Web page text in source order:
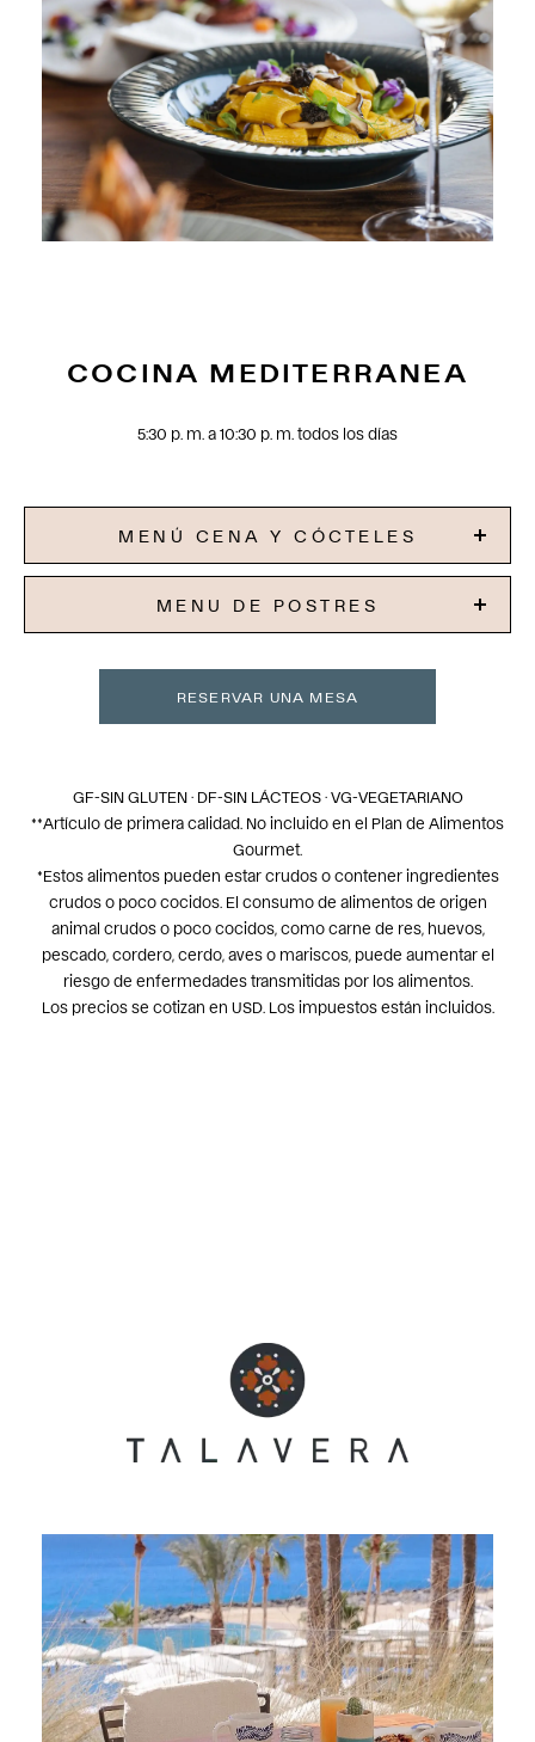
COCINA MEDITERRANEA
5:30 p. m. a 10:30 p. m. todos los días
MENÚ CENA Y CÓCTELES
MENU DE POSTRES
RESERVAR UNA MESA
GF-SIN GLUTEN · DF-SIN LÁCTEOS · VG-VEGETARIANO
**Artículo de primera calidad. No incluido en el Plan de Alimentos
Gourmet.
*Estos alimentos pueden estar crudos o contener ingredientes
crudos o poco cocidos. El consumo de alimentos de origen
animal crudos o poco cocidos, como carne de res, huevos,
pescado, cordero, cerdo, aves o mariscos, puede aumentar el
riesgo de enfermedades transmitidas por los alimentos.
Los precios se cotizan en USD. Los impuestos están incluidos.